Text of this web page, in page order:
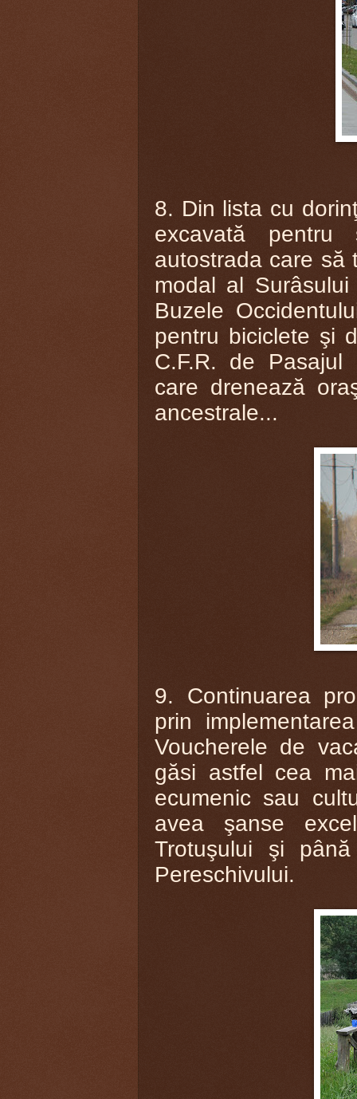
8. Din lista cu
excavată
autostrada care să
modal al
Buzele
pentru biciclete şi
C.F.R. de Pasajul
care drenează
ancestrale...
9. Continuarea
prin
Voucherele de
găsi astfel cea
ecumenic sau
avea şanse
Trotuşului şi
Pereschivului.